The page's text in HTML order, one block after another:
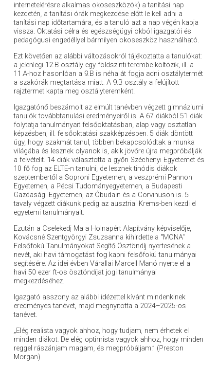
internetelérésre alkalmas okoseszközök) a tanítási nap
kezdetén, a tanítási órák megkezdése előtt le kell adni a
tanítási nap időtartamára, és a tanuló azt a nap végén kapja
vissza. Oktatási célra és egészségügyi okból igazgatói és
pedagógusi engedéllyel bármilyen okoseszköz használható.
Ezt követően az alábbi változásokról tájékoztatta a tanulókat:
a jelenlegi 12.B osztály egy földszinti terembe költözik, ill. a
11.A-hoz hasonlóan a 9.B is néha át fogja adni osztálytermét
a szakórák megtartása miatt. A 9.B osztály a felújított
rajztermet kapta meg osztályteremként.
Igazgatónő beszámolt az elmúlt tanévben végzett gimnáziumi
tanulók továbbtanulási eredményeiről is. A 67 diákból 51 diák
folytatja tanulmányait felsőoktatásban, alap vagy osztatlan
képzésben, ill. felsőoktatási szakképzésben. 5 diák döntött
úgy, hogy szakmát tanul, többen bekapcsolódtak a munka
világába és lesznek olyanok is, akik jövőre újra megpróbálják
a felvételit. 14 diák választotta a győri Széchenyi Egyetemet és
10 fő fog az ELTE-n tanulni, de lesznek tinódis diákok
szeptembertől a Soproni Egyetemen, a veszprémi Pannon
Egyetemen, a Pécsi Tudományegyetemen, a Budapesti
Gazdasági Egyetemen, az Óbudain és a Corvinuson is. 5
tavaly végzett diákunk pedig az ausztriai Krems-ben kezdi el
egyetemi tanulmányait.
Ezután a Cselekedj Ma a Holnapért Alapítvány képviselője,
Kovácsné Szentgyörgyi Zsuzsanna kihirdette a "MONA"
Felsőfokú Tanulmányokat Segítő Ösztöndíj nyertesének a
nevét, aki havi támogatást fog kapni felsőfokú tanulmányai
segítésére. Az idei évben Várallai Marcell Manó nyerte el a
havi 50 ezer ft-os ösztöndíjat jogi tanulmányai
megkezdéséhez.
Igazgató asszony az alábbi idézettel kívánt mindenkinek
eredményes tanévet, majd megnyitotta a 2024–2025-ös
tanévet.
„Elég realista vagyok ahhoz, hogy tudjam, nem érhetek el
minden diákot. De elég optimista vagyok ahhoz, hogy minden
reggel rászánjam magam, és megpróbáljam.” (Preston
Morgan)